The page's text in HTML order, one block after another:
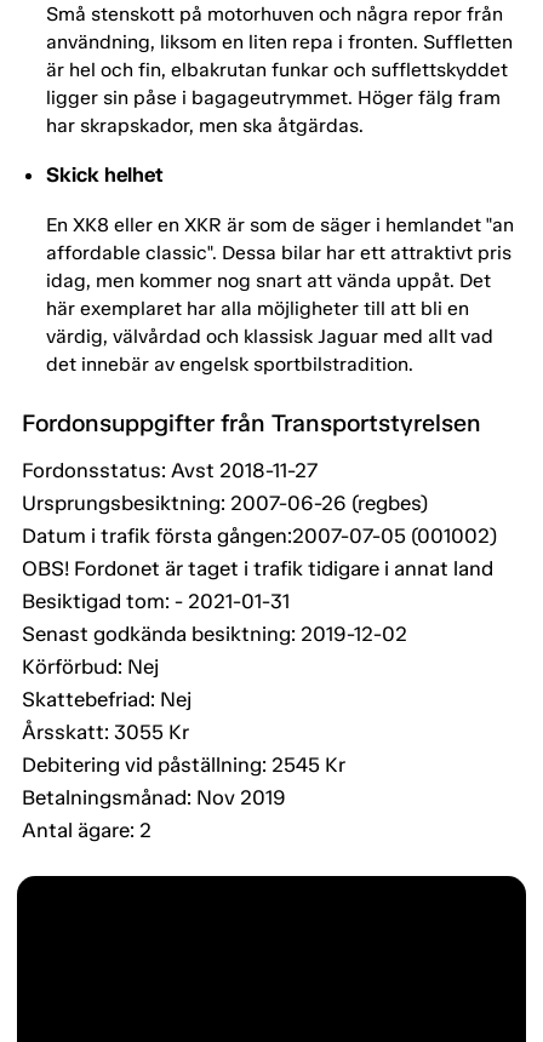
Små stenskott på motorhuven och några repor från
användning, liksom en liten repa i fronten. Suffletten
är hel och fin, elbakrutan funkar och sufflettskyddet
ligger sin påse i bagageutrymmet. Höger fälg fram
har skrapskador, men ska åtgärdas.
Skick helhet
En XK8 eller en XKR är som de säger i hemlandet "an
affordable classic". Dessa bilar har ett attraktivt pris
idag, men kommer nog snart att vända uppåt. Det
här exemplaret har alla möjligheter till att bli en
värdig, välvårdad och klassisk Jaguar med allt vad
det innebär av engelsk sportbilstradition.
Fordonsuppgifter från Transportstyrelsen
Fordonsstatus: Avst 2018-11-27
Ursprungsbesiktning: 2007-06-26 (regbes)
Datum i trafik första gången:2007-07-05 (001002)
OBS! Fordonet är taget i trafik tidigare i annat land
Besiktigad tom: - 2021-01-31
Senast godkända besiktning: 2019-12-02
Körförbud: Nej
Skattebefriad: Nej
Årsskatt: 3055 Kr
Debitering vid påställning: 2545 Kr
Betalningsmånad: Nov 2019
Antal ägare: 2